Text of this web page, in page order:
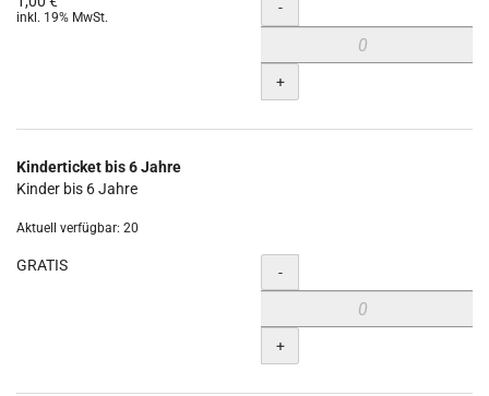
inkl. 19% MwSt.
-
+
Kinderticket bis 6 Jahre
Kinder bis 6 Jahre
Aktuell verfügbar: 20
GRATIS Menge
-
+